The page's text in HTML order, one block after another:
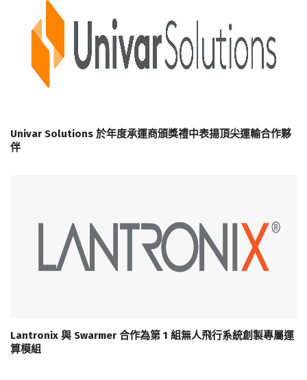
Univar Solutions 於年度承運商頒獎禮中表揚頂尖運輸合作夥
伴
Lantronix 與 Swarmer 合作為第 1 組無人飛行系統創製專屬運
算模組